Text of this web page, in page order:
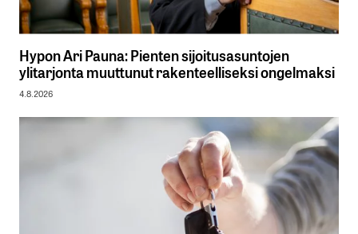
Hypon Ari Pauna: Pienten sijoitusasuntojen
ylitarjonta muuttunut rakenteelliseksi ongelmaksi
4.8.2026